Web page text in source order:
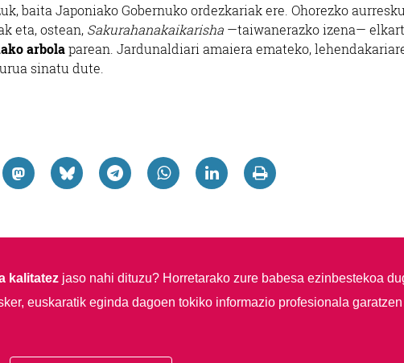
baita Japoniako Gobernuko ordezkariak ere. Ohorezko
eta, ostean, Sakurahanakaikarisha —taiwanerazko izena—
arbolaparean. Jardunaldiari amaiera emateko,
sinatu dute.
kalitatezjaso nahi dituzu? Horretarako zure babesa ezinbestekoa
euskaratik eginda dagoen tokiko informazio profesionala